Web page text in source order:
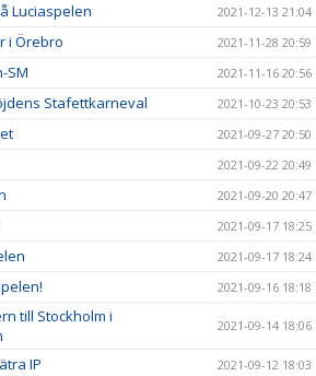
Luciaspelen 2021-12-13 21:04
i Örebro 2021-11-28 20:59
SM 2021-11-16 20:56
Stafettkarneval 2021-10-23 20:53
2021-09-27 20:50
2021-09-22 20:49
2021-09-20 20:47
2021-09-17 18:25
2021-09-17 18:24
2021-09-16 18:18
till Stockholm i
2021-09-14 18:06
IP 2021-09-12 18:03